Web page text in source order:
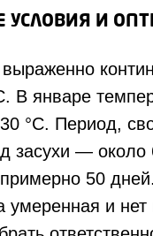
УСЛОВИЯ И
В январе
°С. Период,
засухи —
50
умеренная и